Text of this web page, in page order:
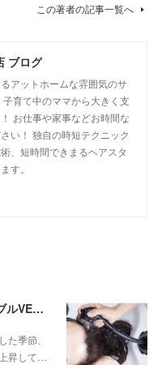
この著者の記事一覧へ
ブログ
アットホームな雰囲気のサ
育て中のママから大きく支
お仕事や家事などお時間な
い！ 独自の時短テクニック
、短時間できまるヘアスタ
す。
【新メニュー】ウルトラファインバブルVEENA始めました！
た季節、
昇して…